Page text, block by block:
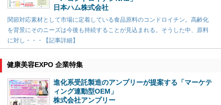
日本ハム株式会社
関節対応素材として市場に定着している食品原料のコンドロイチン。高齢化
を背景にそのニーズは今後も持続することが見込まれる。そうした中、原料
に対し・・・【記事詳細】
健康美容EXPO 企業特集
進化系受託製造のアンプリーが提案する「マーケテ
ィング連動型OEM」
株式会社アンプリー